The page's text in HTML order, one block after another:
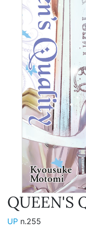
QUEEN'S
UP n.255